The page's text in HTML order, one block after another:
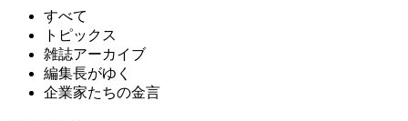
すべて
トピックス
雑誌アーカイブ
編集長がゆく
企業家たちの金言